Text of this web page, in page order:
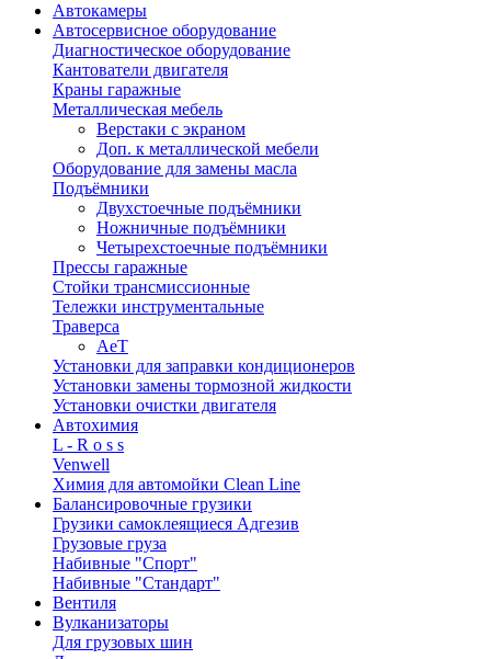
Автокамеры
Автосервисное оборудование
Диагностическое оборудование
Кантователи двигателя
Краны гаражные
Металлическая мебель
Верстаки с экраном
Доп. к металлической мебели
Оборудование для замены масла
Подъёмники
Двухстоечные подъёмники
Ножничные подъёмники
Четырехстоечные подъёмники
Прессы гаражные
Стойки трансмиссионные
Тележки инструментальные
Траверса
AeT
Установки для заправки кондиционеров
Установки замены тормозной жидкости
Установки очистки двигателя
Автохимия
L - R o s s
Venwell
Химия для автомойки Clean Line
Балансировочные грузики
Грузики самоклеящиеся Адгезив
Грузовые груза
Набивные "Спорт"
Набивные "Стандарт"
Вентиля
Вулканизаторы
Для грузовых шин